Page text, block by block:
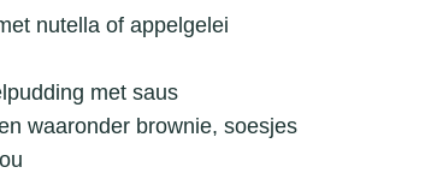
nutella of appelgelei
met saus
waaronder brownie, soesjes